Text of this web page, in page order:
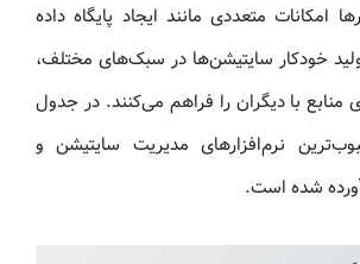
امکانات متعددی مانند ایجاد پایگاه داده
خودکار سایتیشن‌ها در سبک‌های مختلف،
منابع با دیگران را فراهم می‌کنند. در جدول
نرم‌افزارهای مدیریت سایتیشن و
شده است.